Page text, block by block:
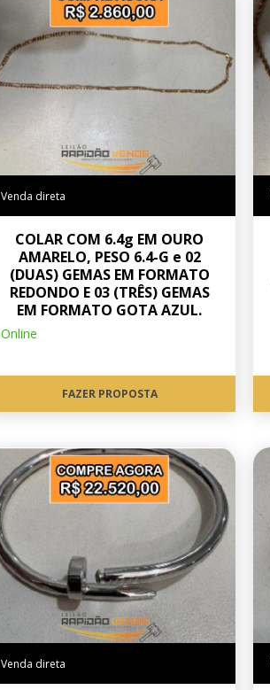
Venda direta
COLAR COM 6.4g EM OURO
AMARELO, PESO 6.4-G e 02
(DUAS) GEMAS EM FORMATO
REDONDO E 03 (TRÊS) GEMAS
EM FORMATO GOTA AZUL.
Online
FAZER PROPOSTA
Venda direta